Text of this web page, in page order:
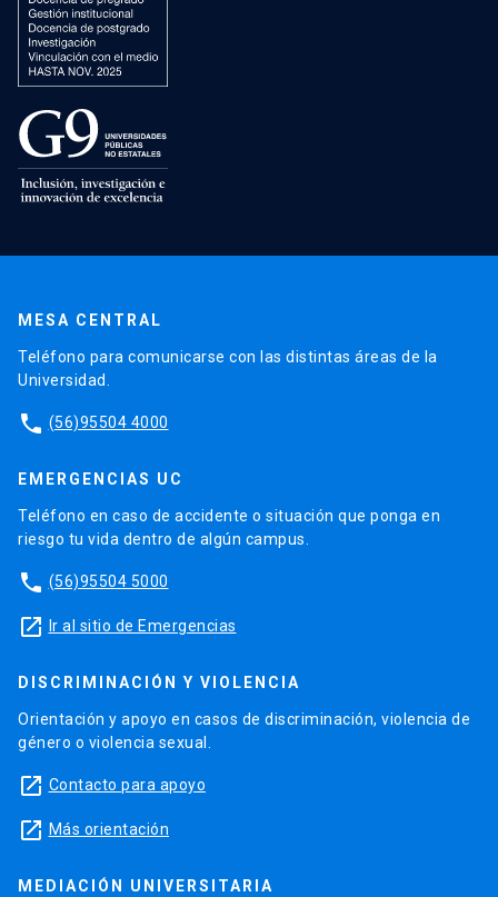
MESA CENTRAL
Teléfono para comunicarse con las distintas áreas de la
Universidad.
phone (56)95504 4000
EMERGENCIAS UC
Teléfono en caso de accidente o situación que ponga en
riesgo tu vida dentro de algún campus.
phone (56)95504 5000
launch Ir al sitio de Emergencias
DISCRIMINACIÓN Y VIOLENCIA
Orientación y apoyo en casos de discriminación, violencia de
género o violencia sexual.
launch Contacto para apoyo
launch Más orientación
MEDIACIÓN UNIVERSITARIA